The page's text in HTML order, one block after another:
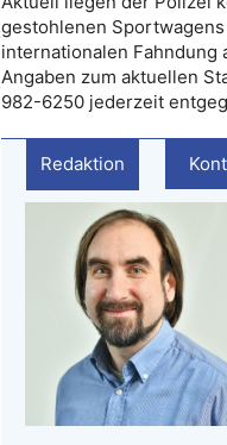
gestohlenen
internationalen Fahndung
Angaben zum aktuellen
982-6250 jederzeit
Redaktion